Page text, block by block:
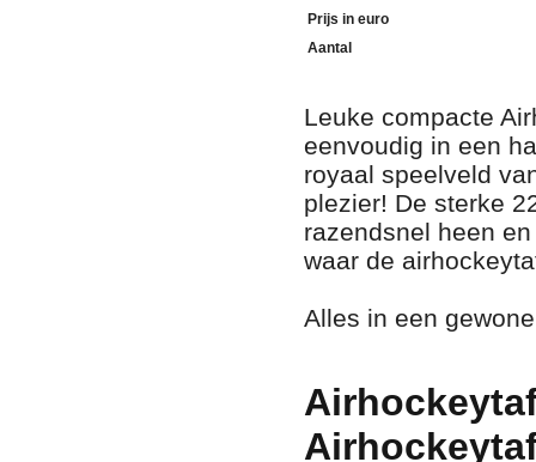
Prijs in euro
Aantal
Leuke compacte
eenvoudig in een
royaal speelveld
plezier! De sterke
razendsnel heen
waar de
Alles in een